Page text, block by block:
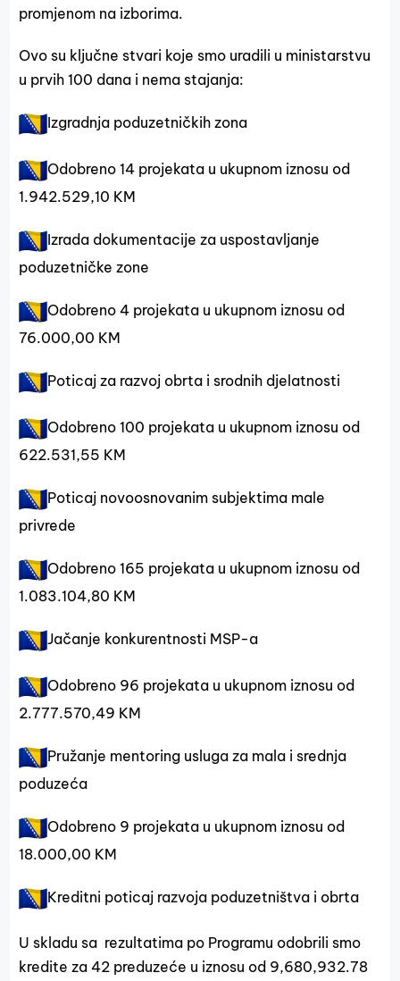
promjenom na izborima.
Ovo su ključne stvari koje smo uradili u ministarstvu
u prvih 100 dana i nema stajanja:
Izgradnja poduzetničkih zona
Odobreno 14 projekata u ukupnom iznosu od
1.942.529,10 KM
Izrada dokumentacije za uspostavljanje
poduzetničke zone
Odobreno 4 projekata u ukupnom iznosu od
76.000,00 KM
Poticaj za razvoj obrta i srodnih djelatnosti
Odobreno 100 projekata u ukupnom iznosu od
622.531,55 KM
Poticaj novoosnovanim subjektima male
privrede
Odobreno 165 projekata u ukupnom iznosu od
1.083.104,80 KM
Jačanje konkurentnosti MSP-a
Odobreno 96 projekata u ukupnom iznosu od
2.777.570,49 KM
Pružanje mentoring usluga za mala i srednja
poduzeća
Odobreno 9 projekata u ukupnom iznosu od
18.000,00 KM
Kreditni poticaj razvoja poduzetništva i obrta
U skladu sa rezultatima po Programu odobrili smo
kredite za 42 preduzeće u iznosu od 9,680,932.78